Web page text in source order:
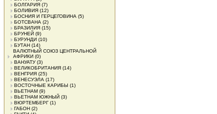
БОЛГАРИЯ (7)
БОЛИВИЯ (12)
БОСНИЯ И ГЕРЦЕГОВИНА (5)
БОТСВАНА (2)
БРАЗИЛИЯ (15)
БРУНЕЙ (9)
БУРУНДИ (10)
БУТАН (14)
ВАЛЮТНЫЙ СОЮЗ ЦЕНТРАЛЬНОЙ
АФРИКИ (0)
ВАНУАТУ(3)
ВЕЛИКОБРИТАНИЯ (14)
ВЕНГРИЯ (25)
ВЕНЕСУЭЛА (17)
ВОСТОЧНЫЕ КАРИБЫ (1)
ВЬЕТНАМ (9)
ВЬЕТНАМ ЮЖНЫЙ (3)
ВЮРТЕМБЕРГ(1)
ГАБОН (2)